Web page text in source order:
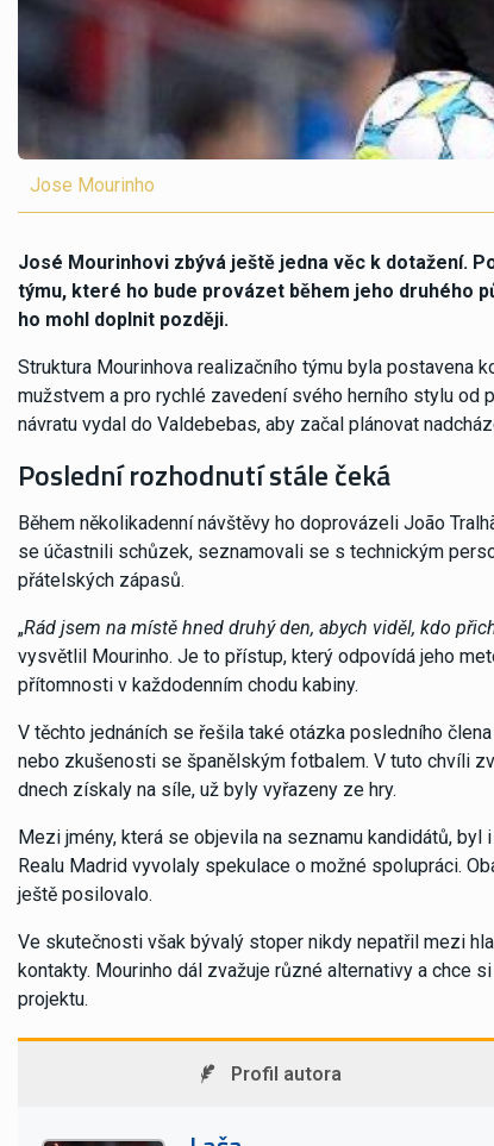
Jose Mourinho
José Mourinhovi zbývá ještě jedna věc k dotažení.
týmu, které ho bude provázet během jeho druhého
ho mohl doplnit později.
Struktura Mourinhova realizačního týmu byla postavena
mužstvem a pro rychlé zavedení svého herního stylu od
návratu vydal do Valdebebas, aby začal plánovat
Poslední rozhodnutí stále čeká
Během několikadenní návštěvy ho doprovázeli João
se účastnili schůzek, seznamovali se s technickým
přátelských zápasů.
„Rád jsem na místě hned druhý den, abych viděl, kdo
vysvětlil Mourinho. Je to přístup, který odpovídá jeho
přítomnosti v každodenním chodu kabiny.
V těchto jednáních se řešila také otázka posledního
nebo zkušenosti se španělským fotbalem. V tuto chvíli
dnech získaly na síle, už byly vyřazeny ze hry.
Mezi jmény, která se objevila na seznamu kandidátů,
Realu Madrid vyvolaly spekulace o možné spolupráci.
ještě posilovalo.
Ve skutečnosti však bývalý stoper nikdy nepatřil mezi
kontakty. Mourinho dál zvažuje různé alternativy a chce
projektu.
Profil autora